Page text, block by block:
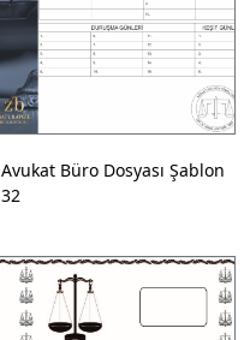
Avukat Büro Dosyası Şablon
32